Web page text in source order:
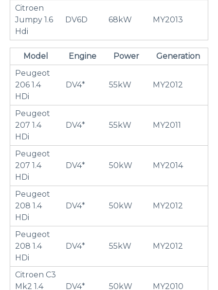
Citroen
Jumpy 1.6
Hdi
DV6D 68kW MY2013
Model Engine Power
Generation
Peugeot
206 1.4
HDi
DV4* 55kW MY2012
Peugeot
207 1.4
HDi
DV4* 55kW MY2011
Peugeot
207 1.4
HDi
DV4* 50kW MY2014
Peugeot
208 1.4
HDi
DV4* 50kW MY2012
Peugeot
208 1.4
HDi
DV4* 55kW MY2012
Citroen C3
Mk2 1.4
DV4* 50kW MY2010